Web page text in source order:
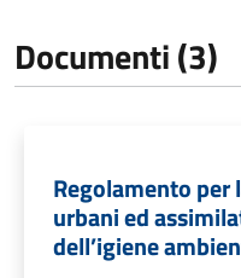
Documenti (3)
Regolamento
urbani ed
dell’igiene